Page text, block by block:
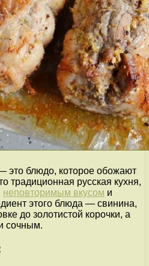
это блюдо, которое обожают
традиционная русская кухня,
неповторимым вкусом и
этого блюда — свинина,
до золотистой корочки, а
сочным.